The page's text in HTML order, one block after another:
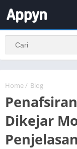
Home / Blog
Dikejar